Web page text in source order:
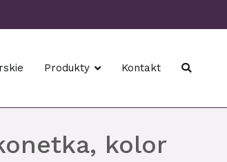
Produkty Kontakt
kolor